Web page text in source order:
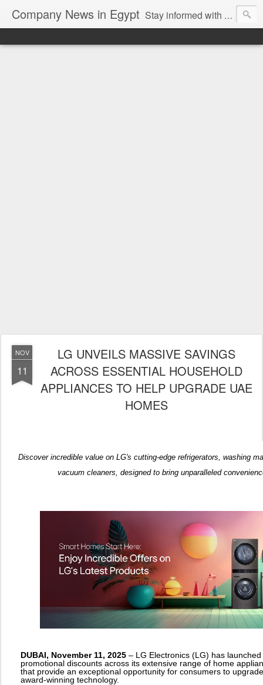
Company News in Egypt Stay informed with the latest company news and developments in Egypt and the region through our unbiased and direct news platform. Our blog publishes press releases and news directly from companies and their PR agencies, giving you a clear and unfiltered view of the industry. Make informed decisions with our easy to follow and clutter-free approach to company news.
NOV
11
LG UNVEILS MASSIVE SAVINGS
ACROSS ESSENTIAL HOUSEHOLD
APPLIANCES TO HELP UPGRADE UAE
HOMES
Discover incredible value on LG's cutting-edge refrigerators, washing
vacuum cleaners, designed to bring unparalleled
DUBAI, November 11, 2025 – LG Electronics (LG) has
promotional discounts across its extensive range of home
that provide an exceptional opportunity for consumers to
award-winning technology.